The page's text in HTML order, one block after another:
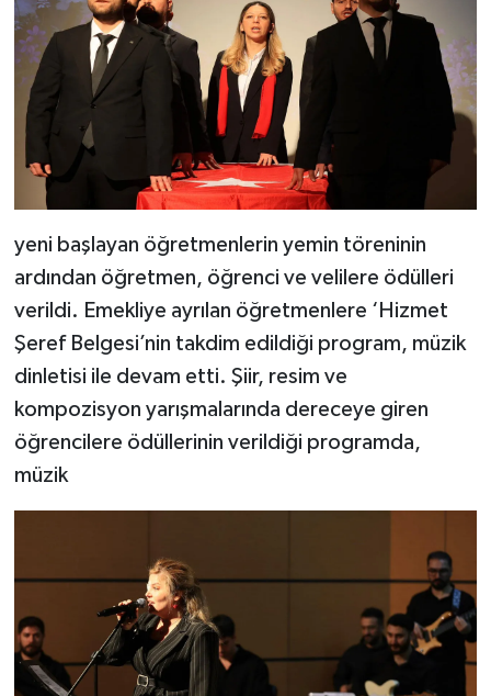
yeni başlayan öğretmenlerin yemin töreninin
ardından öğretmen, öğrenci ve velilere ödülleri
verildi. Emekliye ayrılan öğretmenlere ‘Hizmet
Şeref Belgesi’nin takdim edildiği program, müzik
dinletisi ile devam etti. Şiir, resim ve
kompozisyon yarışmalarında dereceye giren
öğrencilere ödüllerinin verildiği programda,
müzik